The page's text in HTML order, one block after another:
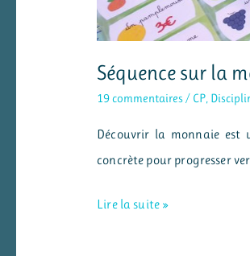
Séquence sur la
19 commentaires/ CP,
Découvrir la monnaie est
concrète pour progresser
Séquence
Lire la suite »